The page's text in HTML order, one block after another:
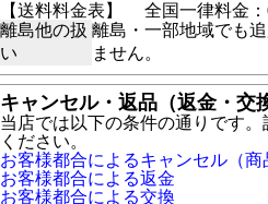
【送料料金表】
全国一律料金：
離島他の扱
い
離島・一部地域でも
ません。
キャンセル・返品（返金・交
当店では以下の条件の通りです
ください。
お客様都合によるキャンセル（商
お客様都合による返金
お客様都合による交換